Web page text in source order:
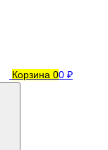
Корзина 00 ₽